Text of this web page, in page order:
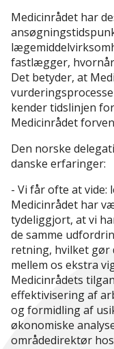
Medicinrådet har
fastlægger, hvornår
Det betyder, at
kender tidslinjen
Medicinrådet
Den norske
danske erfaringer:
- Vi får ofte at vide:
Medicinrådet har
tydeliggjort, at vi
de samme
retning, hvilket gør
mellem os ekstra
Medicinrådets
effektivisering af
og formidling af
økonomiske
områdedirektør